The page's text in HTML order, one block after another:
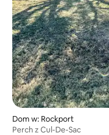
Dom w: Rockport
Perch z Cul-De-Sac